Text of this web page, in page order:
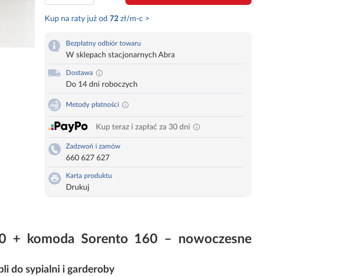
Kup na raty już od 72zł/m-c >
Bezpłatny odbiór towaru
W sklepach stacjonarnych Abra
Dostawa
Do 14 dni roboczych
Metody płatności
Kup teraz i zapłać za 30 dni
Zadzwoń i zamów
660 627 627
Karta produktu
Drukuj
+ komoda Sorento 160 – nowoczesne
do sypialni i garderoby